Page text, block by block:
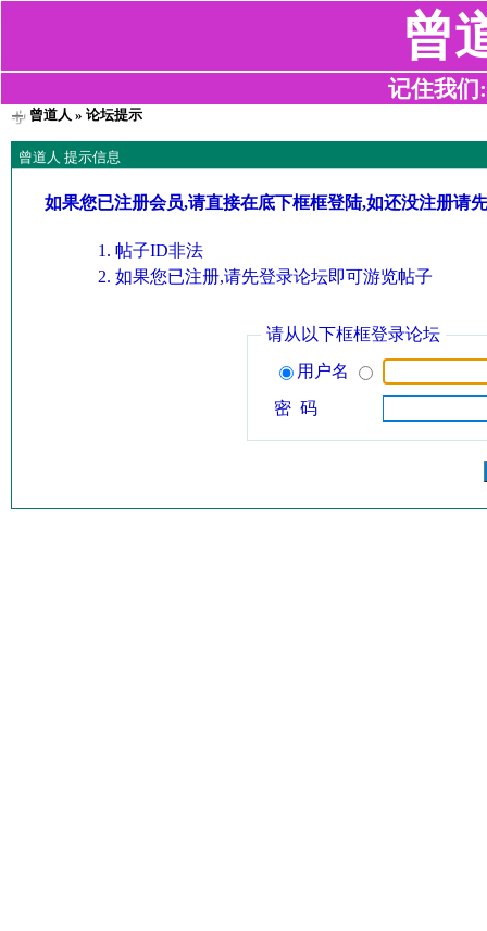
曾
记住我们
曾道人 » 论坛提示
曾道人 提示信息
如果您已注册会员,请直接在底下框框登陆,如还没注册请
帖子ID非法
如果您已注册,请先登录论坛即可游览帖子
请从以下框框登录论坛
用户名
密 码